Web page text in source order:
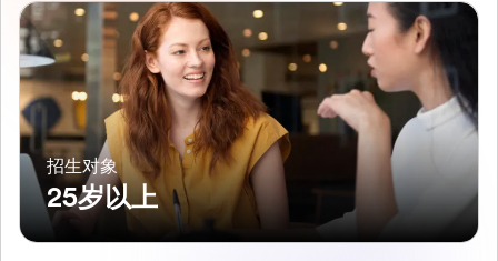
招生对象
25岁以上